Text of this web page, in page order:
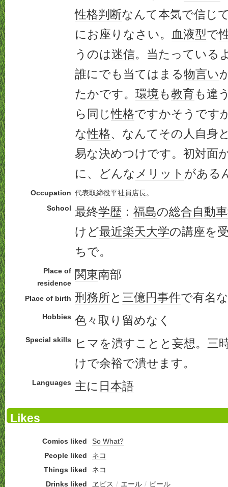
性格判断なんて本気で信じ
にお座りなさい。
血液型で
うのは迷信。当たっている
誰にでも当てはまる物言い
たかです。 環境も教育も違
ら同じ性格ですかそうです
な性格、なんてその人自身
易な決めつけです。初対面
に、どんな メリット がある
Occupation 代表取締役平社員店長。
School 最終学歴 ： 福島の総合自動
けど最近楽天大学の講座を
ちで。
Place of
residence
関東南部
Place of birth 刑務所と 三億円事件で有名
Hobbies 色々取り留めなく
Special skills
ヒマを潰すことと妄想。三
けで余裕で潰せます。
Languages 主に 日本語
Likes
Comics liked
So What?
People liked
ネコ
Things liked
ネコ
Drinks liked
ヱビス / エール / ビール